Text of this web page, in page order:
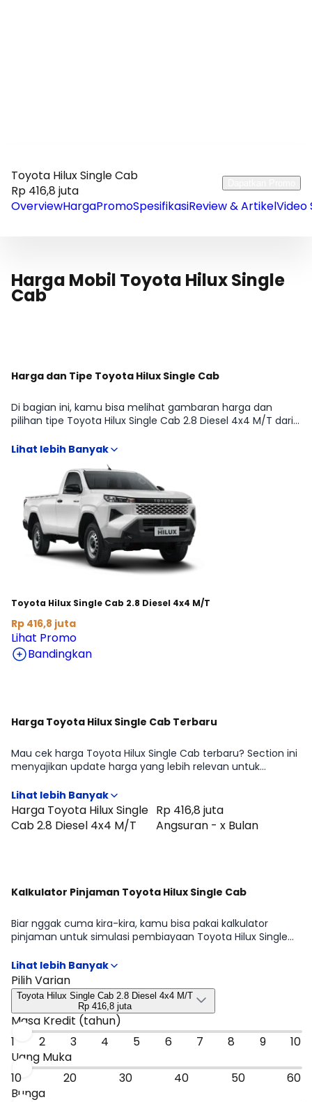
Toyota Hilux Single Cab
Rp 416,8 juta
OverviewHargaPromoSpesifikasiReview & ArtikelVideo
Harga Mobil Toyota Hilux Single
Cab
Harga dan Tipe Toyota Hilux Single Cab
Di bagian ini, kamu bisa melihat gambaran harga dan
pilihan tipe Toyota Hilux Single Cab 2.8 Diesel 4x4 M/T dari
fitur, transmisi, dan budget sesuai kebutuhan PICK-UP.
Kami rangkum informasi penting yang biasanya dicari
sebelum beli, mulai dari estimasi harga terbaru hingga
arahan ke detail kredit dan cicilan, supaya kamu bisa
menentukan varian yang paling pas tanpa harus buka
banyak sumber.
Toyota Hilux Single Cab 2.8 Diesel 4x4 M/T
Rp 416,8 juta
Lihat Promo
Bandingkan
Harga Toyota Hilux Single Cab Terbaru
Mau cek harga Toyota Hilux Single Cab terbaru? Section ini
menyajikan update harga yang lebih relevan untuk
dengan gambaran perbedaan harga antar tipe Toyota
Hilux Single Cab 2.8 Diesel 4x4 M/T. Cocok untuk kamu
yang ingin cepat tahu positioning Toyota Hilux Single Cab
di kelasnya sebelum lanjut membandingkan fitur atau
Harga Toyota Hilux Single
Cab 2.8 Diesel 4x4 M/T
Rp 416,8 juta
Angsuran - x Bulan
Kalkulator Pinjaman Toyota Hilux Single Cab
Biar nggak cuma kira-kira, kamu bisa pakai kalkulator
pinjaman untuk simulasi pembiayaan Toyota Hilux Single
estimasi cicilan per bulan. Hasilnya bisa jadi patokan cepat
untuk menyaring tipe Toyota Hilux Single Cab 2.8 Diesel
4x4 M/T yang paling masuk budget, sebelum kamu lanjut
ke promo atau bandingkan dengan mobil sejenis.
Pilih Varian
Toyota Hilux Single Cab 2.8 Diesel 4x4 M/T
Rp 416,8 juta
Masa Kredit (tahun)
1
2 3 4 5 6 7 8 9
10
Uang Muka
10
20 30 40 50
60
Bunga